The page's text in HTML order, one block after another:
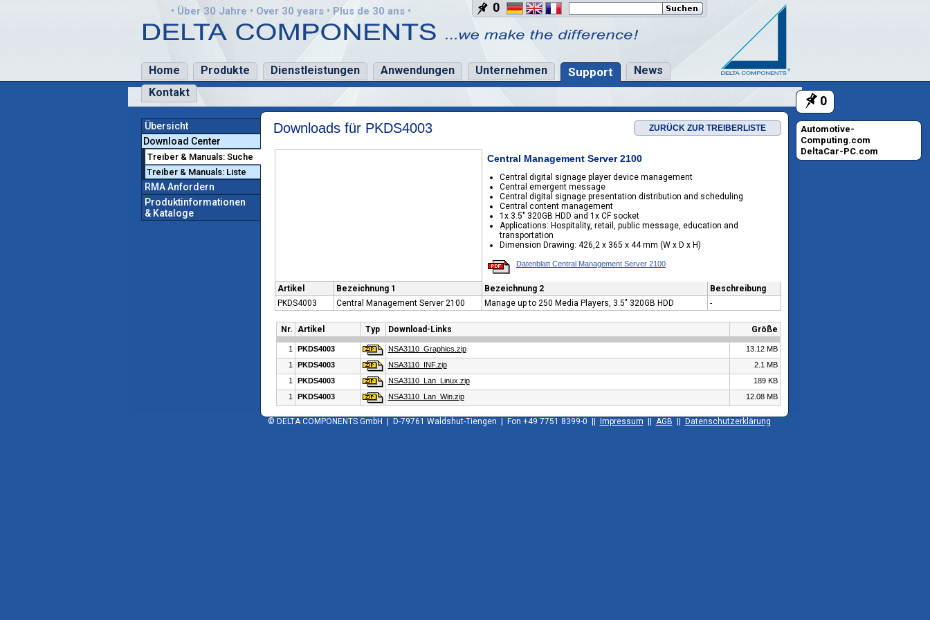
0
Automotive-
Computing.com
DeltaCar-PC.com
0
• Über 30 Jahre • Over 30 years • Plus de 30 ans • 0
Home Produkte Dienstleistungen Anwendungen Unternehmen Support
News
Kontakt
Übersicht
Download Center
Treiber & Manuals: Suche
Treiber & Manuals: Liste
RMA Anfordern
Produktinformationen
& Kataloge
Downloads für PKDS4003 ZURÜCK ZUR TREIBERLISTE
Central Management Server 2100
Central digital signage player device management
Central emergent message
Central digital signage presentation distribution and scheduling
Central content management
1x 3.5" 320GB HDD and 1x CF socket
Applications: Hospitality, retail, public message, education and
transportation
Dimension Drawing: 426,2 x 365 x 44 mm (W x D x H)
Datenblatt Central Management Server 2100
Artikel Bezeichnung 1 Bezeichnung 2
Beschreibung
PKDS4003
Central Management Server 2100 Manage up to 250 Media Players, 3.5" 320GB HDD -
Nr. Artikel Typ Download-Links Größe
1 PKDS4003 NSA3110_Graphics.zip
13.12 MB
1
PKDS4003 NSA3110_INF.zip
2.1 MB
1
PKDS4003 NSA3110_Lan_Linux.zip
189 KB
1
PKDS4003 NSA3110_Lan_Win.zip 12.08 MB
© DELTA COMPONENTS GmbH | D-79761 Waldshut-Tiengen | Fon +49 7751 8399-0 || Impressum AGB Datenschutzerklärung